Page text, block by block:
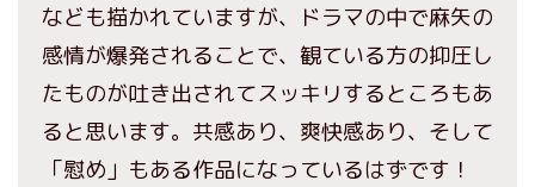
なども描かれていますが、ドラマの中で麻矢の
感情が爆発されることで、観ている方の抑圧し
たものが吐き出されてスッキリするところもあ
ると思います。共感あり、爽快感あり、そして
「慰め」もある作品になっているはずです！